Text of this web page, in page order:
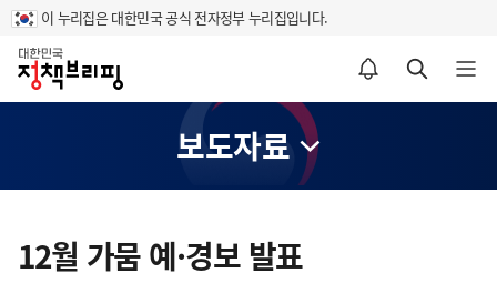
이 누리집은 대한민국 공식 전자정부 누리집입니다.
홈
알림설정 바로가기 검색 바로가기 메뉴 열기
보도자료
텐
츠12월 가뭄 예·경보 발표